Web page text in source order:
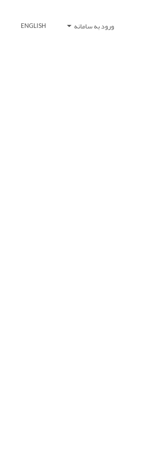
ورود به سامانه ENGLISH